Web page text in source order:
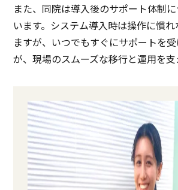
また、同院は導入後のサポート体制
います。システム導入時は操作に慣
ますが、いつでもすぐにサポートを
が、現場のスムーズな移行と運用を支